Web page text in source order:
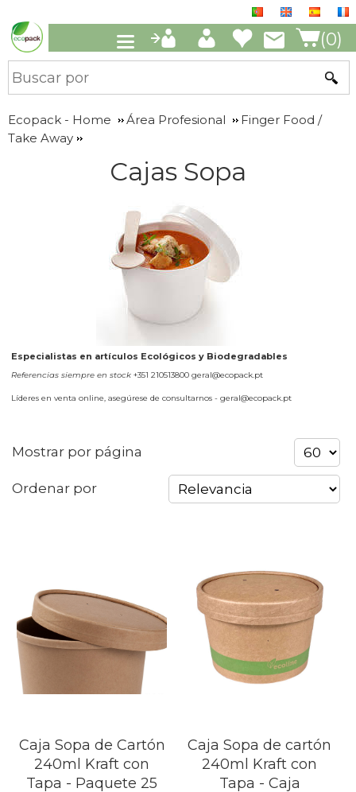
(0)
Ecopack - Home Área Profesional
Finger Food /
Take Away
Cajas Sopa
Especialistas en artículos Ecológicos y Biodegradables
Referencias siempre en stock +351 210513800 geral@ecopack.pt
Líderes en venta online, asegúrese de consultarnos - geral@ecopack.pt
Mostrar por página
Ordenar por
Caja Sopa de Cartón
240ml Kraft con
Tapa - Paquete 25
Caja Sopa de cartón
240ml Kraft con
Tapa - Caja